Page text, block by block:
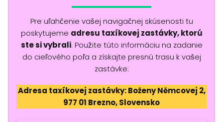
Pre uľahčenie vašej navigačnej skúsenosti tu
poskytujeme adresu taxíkovej zastávky, ktorú
ste si vybrali. Použite túto informáciu na zadanie
do cieľového poľa a získajte presnú trasu k vašej
zastávke:
Adresa taxíkovej zastávky: Boženy Němcovej 2,
977 01 Brezno, Slovensko